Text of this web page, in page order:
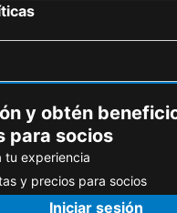
y obtén
para socios
tu experiencia
y precios para socios
Iniciar sesión